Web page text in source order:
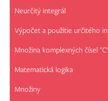
Neurčitý integrál
Výpočet a použitie určitého
Množina komplexných čísel
Matematická logika
Množiny